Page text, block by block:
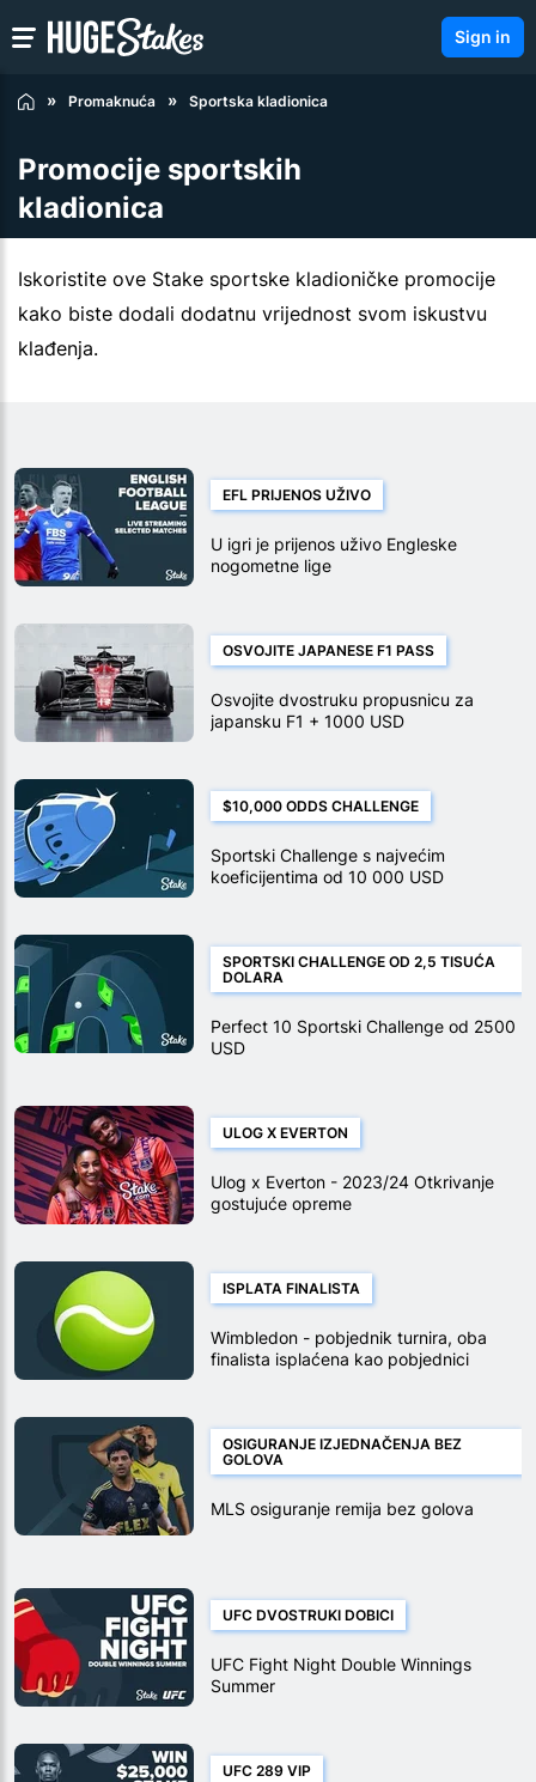
Sign in
Promaknuća Sportska kladionica
Promocije sportskih
kladionica
Iskoristite ove Stake sportske kladioničke promocije
kako biste dodali dodatnu vrijednost svom iskustvu
klađenja.
EFL PRIJENOS UŽIVO
U igri je prijenos uživo Engleske
nogometne lige
OSVOJITE JAPANESE F1 PASS
Osvojite dvostruku propusnicu za
japansku F1 + 1000 USD
$10,000 ODDS CHALLENGE
Sportski Challenge s najvećim
koeficijentima od 10 000 USD
SPORTSKI CHALLENGE OD 2,5 TISUĆA
DOLARA
Perfect 10 Sportski Challenge od 2500
USD
ULOG X EVERTON
Ulog x Everton - 2023/24 Otkrivanje
gostujuće opreme
ISPLATA FINALISTA
Wimbledon - pobjednik turnira, oba
finalista isplaćena kao pobjednici
OSIGURANJE IZJEDNAČENJA BEZ
GOLOVA
MLS osiguranje remija bez golova
UFC DVOSTRUKI DOBICI
UFC Fight Night Double Winnings
Summer
UFC 289 VIP